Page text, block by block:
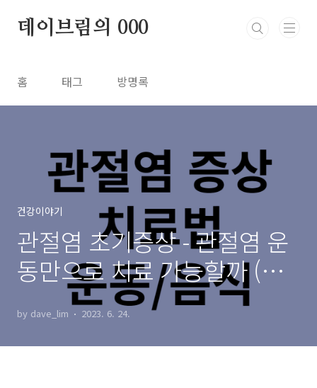
데이브림의 000
홈 태그 방명록
건강이야기
관절염 초기증상 - 관절염 운
동만으로 치료 가능할까 (치
료법/운동법/좋은음식)
by dave_lim 2023. 6. 24.